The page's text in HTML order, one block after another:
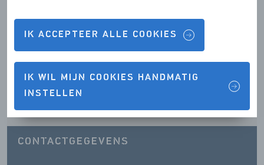
IK ACCEPTEER ALLE COOKIES
IK WIL MIJN COOKIES HANDMATIG
INSTELLEN
Contactgegevens & Openingstijden
OPENINGSTIJDEN
CONTACTGEGEVENS